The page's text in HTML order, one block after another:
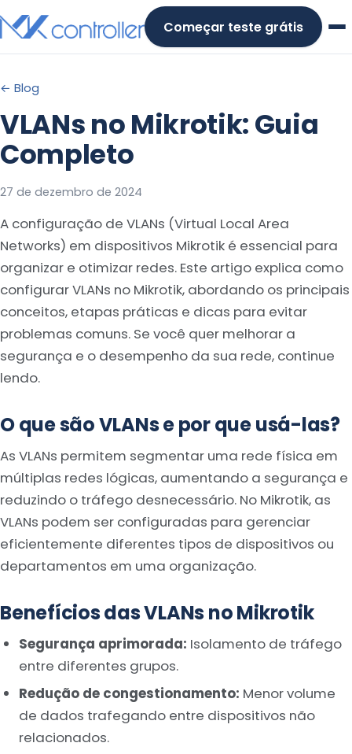
to
Começar teste grátis
← Blog
VLANs no Mikrotik: Guia
Completo
27 de dezembro de 2024
A configuração de VLANs (Virtual Local Area
Networks) em dispositivos Mikrotik é essencial para
organizar e otimizar redes. Este artigo explica como
configurar VLANs no Mikrotik, abordando os principais
conceitos, etapas práticas e dicas para evitar
problemas comuns. Se você quer melhorar a
segurança e o desempenho da sua rede, continue
lendo.
O que são VLANs e por que usá-las?
As VLANs permitem segmentar uma rede física em
múltiplas redes lógicas, aumentando a segurança e
reduzindo o tráfego desnecessário. No Mikrotik, as
VLANs podem ser configuradas para gerenciar
eficientemente diferentes tipos de dispositivos ou
departamentos em uma organização.
Benefícios das VLANs no Mikrotik
Segurança aprimorada: Isolamento de tráfego
entre diferentes grupos.
Redução de congestionamento: Menor volume
de dados trafegando entre dispositivos não
relacionados.